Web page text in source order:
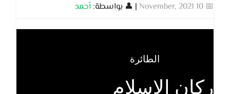
📅 10 November, 2021 | 👤 بواسطة: أحمد